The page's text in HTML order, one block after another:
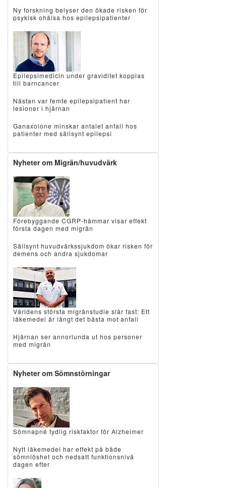
Ny forskning belyser den ökade risken för
psykisk ohälsa hos epilepsipatienter
Epilepsimedicin under graviditet kopplas
till barncancer
Nästan var femte epilepsipatient har
lesioner i hjärnan
Ganaxolone minskar antalet anfall hos
patienter med sällsynt epilepsi
Nyheter om Migrän/huvudvärk
Förebyggande CGRP-hämmar visar effekt
första dagen med migrän
Sällsynt huvudvärkssjukdom ökar risken för
demens och andra sjukdomar
Världens största migränstudie slår fast: Ett
läkemedel är långt det bästa mot anfall
Hjärnan ser annorlunda ut hos personer
med migrän
Nyheter om Sömnstörningar
Sömnapné tydlig riskfaktor för Alzheimer
Nytt läkemedel har effekt på både
sömnlöshet och nedsatt funktionsnivå
dagen efter